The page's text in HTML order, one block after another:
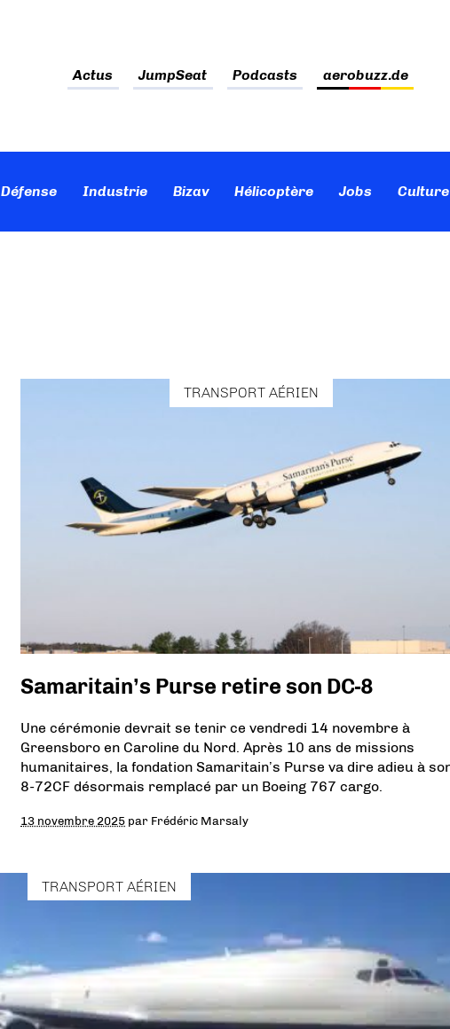
Actus JumpSeat Podcasts aerobuzz.de
Défense Industrie Bizav Hélicoptère Jobs
TRANSPORT AÉRIEN
Samaritain’s Purse retire son DC-8
Une cérémonie devrait se tenir ce vendredi 14 novembre à
Greensboro en Caroline du Nord. Après 10 ans de missions
humanitaires, la fondation Samaritain’s Purse va dire adieu à
8-72CF désormais remplacé par un Boeing 767 cargo.
13 novembre 2025 par Frédéric Marsaly
TRANSPORT AÉRIEN